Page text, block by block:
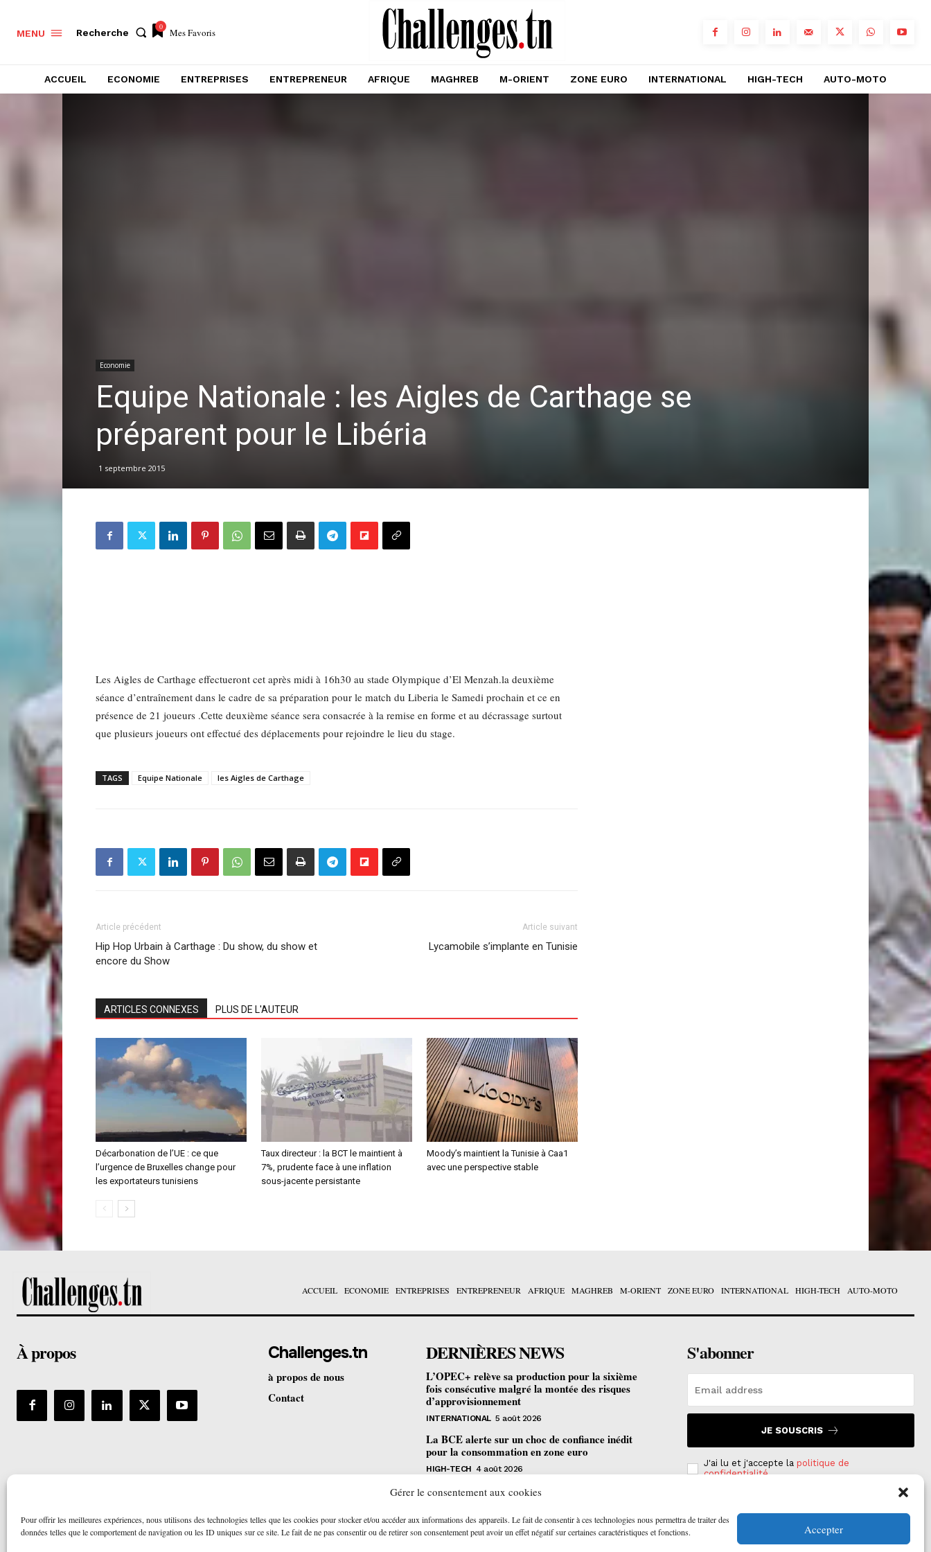
Gérer le consentement aux cookies
Pour offrir les meilleures expériences, nous utilisons des technologies telles que les cookies pour stocker et/ou accéder aux informations des appareils. Le fait de consentir à ces technologies nous permettra de traiter des
données telles que le comportement de navigation ou les ID uniques sur ce site. Le fait de ne pas consentir ou de retirer son consentement peut avoir un effet négatif sur certaines caractéristiques et fonctions.
Accepter
MENU Recherche
0 Mes Favoris
ACCUEIL ECONOMIE ENTREPRISES ENTREPRENEUR AFRIQUE MAGHREB M-ORIENT ZONE EURO INTERNATIONAL HIGH-TECH AUTO-MOTO
Economie
Equipe Nationale : les Aigles de Carthage se
préparent pour le Libéria
1 septembre 2015
Les Aigles de Carthage effectueront cet après midi à 16h30 au stade Olympique d’El Menzah.la deuxième
séance d’entraînement dans le cadre de sa préparation pour le match du Liberia le Samedi prochain et ce en
présence de 21 joueurs .Cette deuxième séance sera consacrée à la remise en forme et au décrassage surtout
que plusieurs joueurs ont effectué des déplacements pour rejoindre le lieu du stage.
TAGS Equipe Nationale les Aigles de Carthage
Article précédent
Hip Hop Urbain à Carthage : Du show, du show et
encore du Show
Article suivant
Lycamobile s’implante en Tunisie
ARTICLES CONNEXES PLUS DE L'AUTEUR
Décarbonation de l’UE : ce que
l’urgence de Bruxelles change pour
les exportateurs tunisiens
Taux directeur : la BCT le maintient à
7%, prudente face à une inflation
sous-jacente persistante
Moody’s maintient la Tunisie à Caa1
avec une perspective stable
ACCUEIL ECONOMIE ENTREPRISES ENTREPRENEUR AFRIQUE MAGHREB M-ORIENT ZONE EURO INTERNATIONAL HIGH-TECH AUTO-MOTO
À propos Challenges.tn
à propos de nous
Contact
DERNIÈRES NEWS
L’OPEC+ relève sa production pour la sixième
fois consécutive malgré la montée des risques
d’approvisionnement
INTERNATIONAL 5 août 2026
La BCE alerte sur un choc de confiance inédit
pour la consommation en zone euro
HIGH-TECH 4 août 2026
Bourse de Tunis : les revenus des sociétés cotées
ENTREPRISES 4 août 2026
S'abonner
JE SOUSCRIS
J'ai lu et j'accepte la politique de
confidentialité.